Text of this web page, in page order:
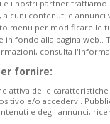
i nostri partner trattiamo
contenuti e
menu per modificare le
fondo alla pagina web..
consulta
fornire:
attiva delle
e/o accedervi.
e degli annunci,